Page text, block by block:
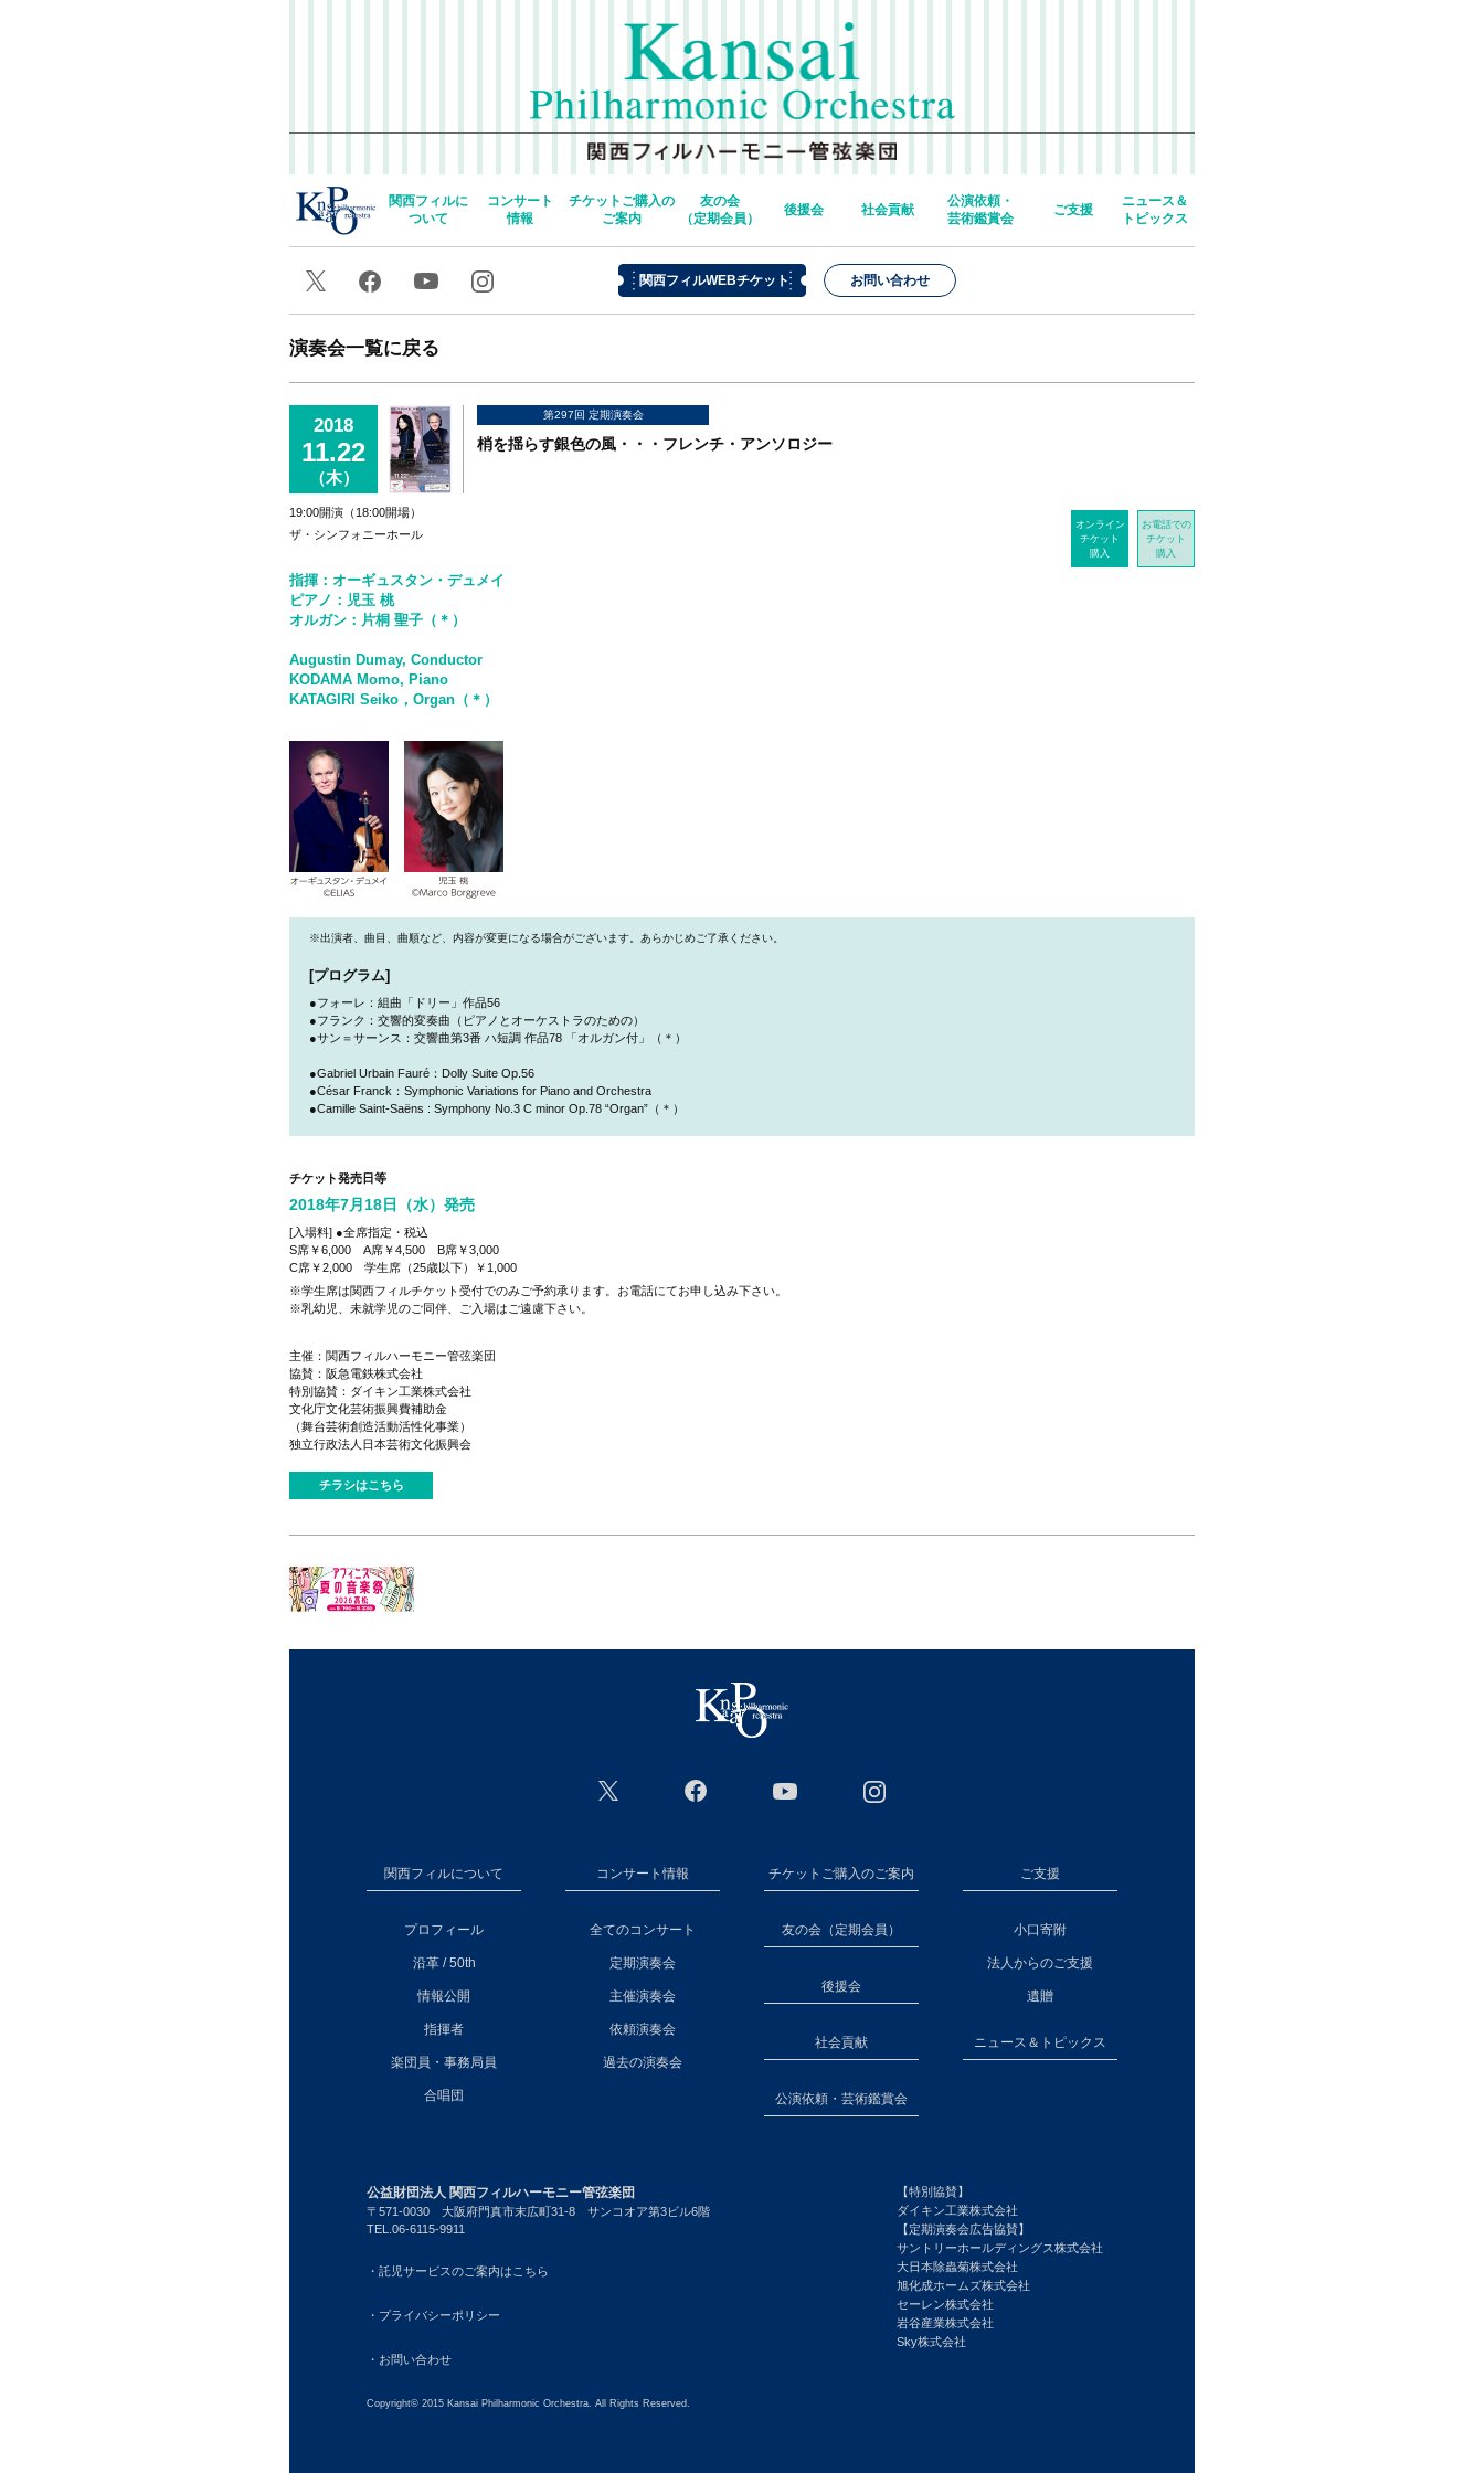
関西フィルに
ついて
コンサート
情報
チケットご購入の
ご案内
友の会
（定期会員）
後援会 社会貢献
公演依頼・
芸術鑑賞会
ご支援
ニュース＆
トピックス
関西フィルWEBチケット お問い合わせ
演奏会一覧に戻る
2018
11.22
（木）
梢を揺らす銀色の風・・・フレンチ・アンソロジー
第297回 定期演奏会
オンライン
チケット
購入
お電話での
チケット
購入
19:00開演（18:00開場）
ザ・シンフォニーホール
指揮：オーギュスタン・デュメイ
ピアノ：児玉 桃
オルガン：片桐 聖子（＊）
Augustin Dumay, Conductor
KODAMA Momo, Piano
KATAGIRI Seiko，Organ（＊）
※出演者、曲目、曲順など、内容が変更になる場合がございます。あらかじめご了承ください。
[プログラム]
●フォーレ：組曲「ドリー」作品56
●フランク：交響的変奏曲（ピアノとオーケストラのための）
●サン＝サーンス：交響曲第3番 ハ短調 作品78 「オルガン付」（＊）
●Gabriel Urbain Fauré：Dolly Suite Op.56
●César Franck：Symphonic Variations for Piano and Orchestra
●Camille Saint-Saëns : Symphony No.3 C minor Op.78 “Organ”（＊）
チケット発売日等
2018年7月18日（水）発売
[入場料] ●全席指定・税込
S席￥6,000 A席￥4,500 B席￥3,000
C席￥2,000 学生席（25歳以下）￥1,000
※学生席は関西フィルチケット受付でのみご予約承ります。お電話にてお申し込み下さい。
※乳幼児、未就学児のご同伴、ご入場はご遠慮下さい。
主催：関西フィルハーモニー管弦楽団
協賛：阪急電鉄株式会社
特別協賛：ダイキン工業株式会社
文化庁文化芸術振興費補助金
（舞台芸術創造活動活性化事業）
独立行政法人日本芸術文化振興会
チラシはこちら
関西フィルについて
プロフィール
沿革 / 50th
情報公開
指揮者
楽団員・事務局員
合唱団
コンサート情報
全てのコンサート
定期演奏会
主催演奏会
依頼演奏会
過去の演奏会
チケットご購入のご案内
友の会（定期会員）
後援会
社会貢献
公演依頼・芸術鑑賞会
ご支援
小口寄附
法人からのご支援
遺贈
ニュース＆トピックス
公益財団法人 関西フィルハーモニー管弦楽団
〒571-0030 大阪府門真市末広町31-8 サンコオア第3ビル6階
TEL.06-6115-9911
・託児サービスのご案内はこちら
・プライバシーポリシー
・お問い合わせ
【特別協賛】
ダイキン工業株式会社
【定期演奏会広告協賛】
サントリーホールディングス株式会社
大日本除蟲菊株式会社
旭化成ホームズ株式会社
セーレン株式会社
岩谷産業株式会社
Sky株式会社
Copyright© 2015 Kansai Philharmonic Orchestra. All Rights Reserved.